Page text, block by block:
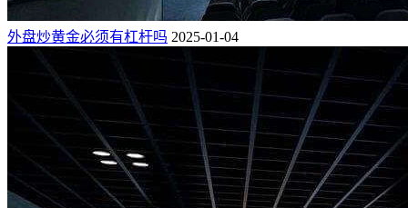
外盘炒黄金必须有杠杆吗 2025-01-04